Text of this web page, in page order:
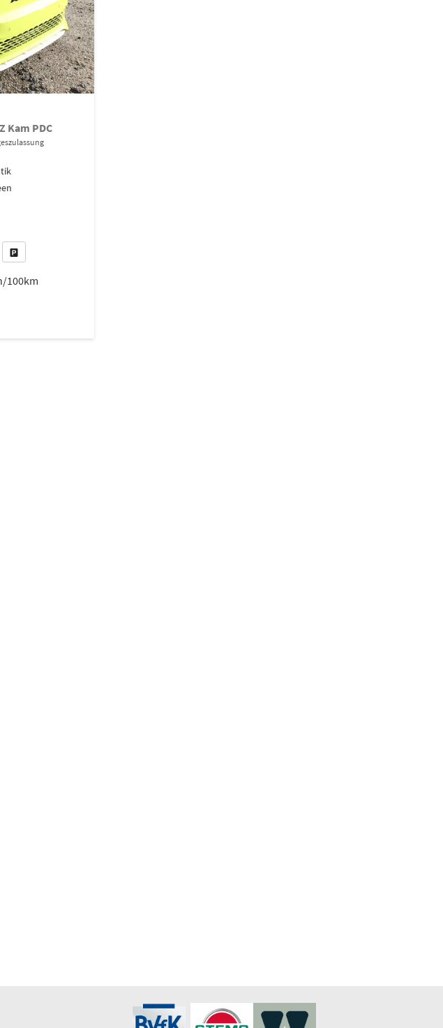
Kam PDC
anDatei, Fahrzeugexposé drucken
Drucken, parken oder vergleichen
100km